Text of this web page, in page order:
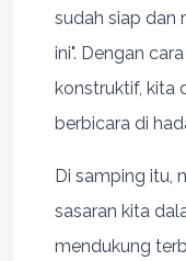
sudah siap dan
ini". Dengan
konstruktif, kita
berbicara di
Di samping itu,
sasaran kita
mendukung